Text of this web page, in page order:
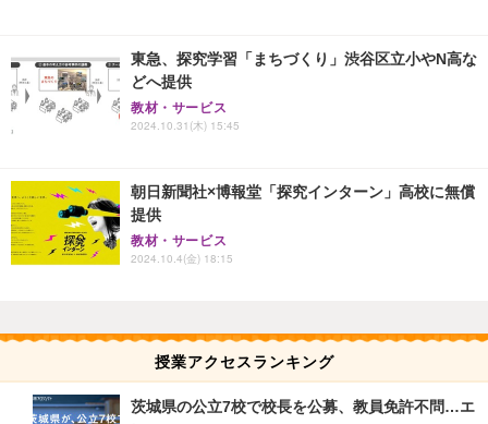
東急、探究学習「まちづくり」渋谷区立小やN高な
どへ提供
教材・サービス
2024.10.31(木) 15:45
朝日新聞社×博報堂「探究インターン」高校に無償
提供
教材・サービス
2024.10.4(金) 18:15
授業アクセスランキング
茨城県の公立7校で校長を公募、教員免許不問…エ